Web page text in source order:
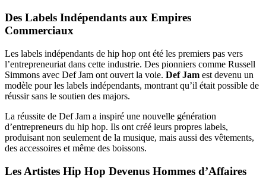
Des Labels Indépendants aux Empires
Commerciaux
Les labels indépendants de hip hop ont été les premiers pas vers
l’entrepreneuriat dans cette industrie. Des pionniers comme Russell
Simmons avec Def Jam ont ouvert la voie. Def Jam est devenu un
modèle pour les labels indépendants, montrant qu’il était possible de
réussir sans le soutien des majors.
La réussite de Def Jam a inspiré une nouvelle génération
d’entrepreneurs du hip hop. Ils ont créé leurs propres labels,
produisant non seulement de la musique, mais aussi des vêtements,
des accessoires et même des boissons.
Les Artistes Hip Hop Devenus Hommes d’Affaires